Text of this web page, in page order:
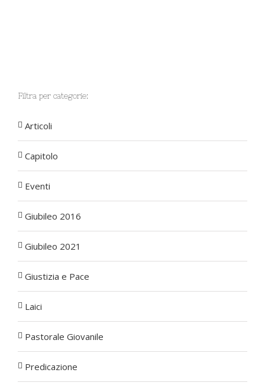
Filtra per categorie:
Articoli
Capitolo
Eventi
Giubileo 2016
Giubileo 2021
Giustizia e Pace
Laici
Pastorale Giovanile
Predicazione